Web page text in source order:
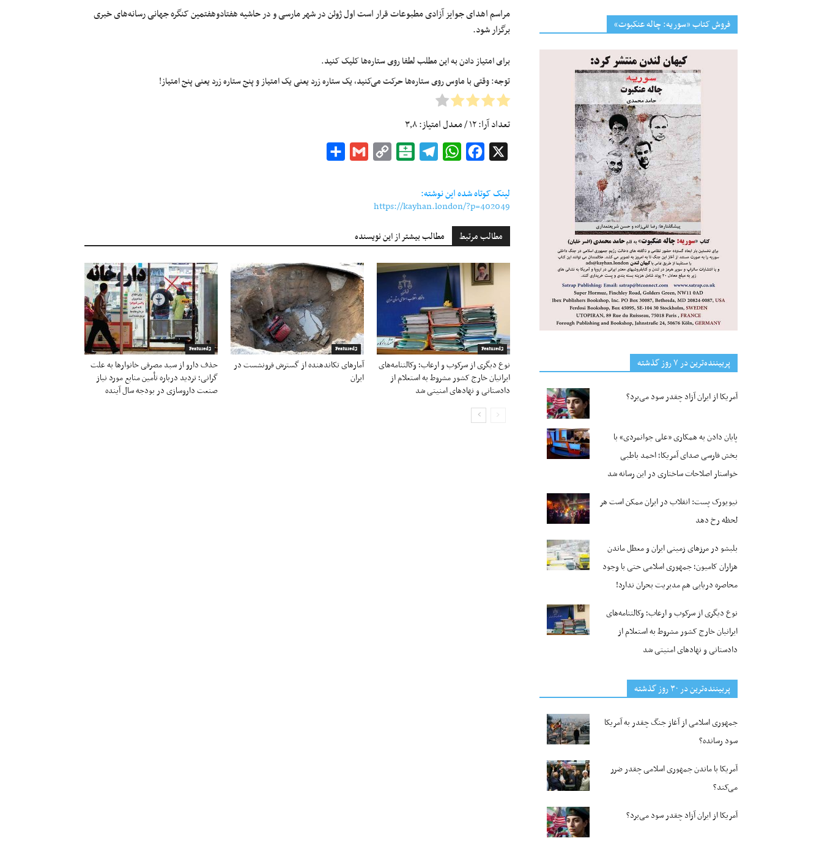
مراسم اهدای جوایز آزادی مطبوعات قرار است اول ژوئن در شهر مارسی و در حاشیه هفتادوهفتمین کنگره جهانی رسانه‌های خبری
برگزار شود.
برای امتیاز دادن به این مطلب لطفا روی ستاره‌ها کلیک کنید.
توجه: وقتی با ماوس روی ستاره‌ها حرکت می‌کنید، یک ستاره زرد یعنی یک امتیاز و پنج ستاره زرد یعنی پنج امتیاز!
تعداد آرا:۱۲/ معدل امتیاز:۳٫۸
Facebook
WhatsApp
Telegram
Balatarin
Copy
Gmail
لینک کوتاه شده این نوشته:
https://kayhan.london/?p=402049
مطالب مرتبط مطالب بیشتر از این نویسنده
Featured2
حذف دارو از سبد مصرفی خانوارها به‌ علت
گرانی؛ تردید درباره تأمین منابع مورد نیاز
صنعت داروسازی در بودجه سال آینده
Featured2
آمارهای تکاندهنده از گسترش فرونشست در
ایران
Featured2
نوع دیگری از سرکوب و ارعاب؛ وکالتنامه‌های
ایرانیان خارج کشور مشروط به استعلام از
دادستانی و نهادهای امنیتی شد
فروش کتاب «سوریه: چاله عنکبوت»
پربیننده‌ترین‌ در ۷ روز گذشته
آمریکا از ایران آزاد چقدر سود می‌برد؟
پایان دادن به همکاری «علی جوانمردی» با
بخش فارسی صدای آمریکا؛ احمد باطبی
خواستار اصلاحات ساختاری در این رسانه شد
نیویورک پست: انقلاب در ایران ممکن است هر
لحظه رخ دهد
بلبشو در مرزهای زمینی ایران و معطل ماندن
هزاران کامیون؛ جمهوری اسلامی حتی با وجود
محاصره دریایی هم مدیریت بحران ندارد!
نوع دیگری از سرکوب و ارعاب؛ وکالتنامه‌های
ایرانیان خارج کشور مشروط به استعلام از
دادستانی و نهادهای امنیتی شد
پربیننده‌ترین‌ در ۳۰ روز گذشته
جمهوری اسلامی از آغاز جنگ چقدر به آمریکا
سود رسانده؟
آمریکا با ماندن جمهوری اسلامی چقدر ضرر
می‌کند؟
آمریکا از ایران آزاد چقدر سود می‌برد؟